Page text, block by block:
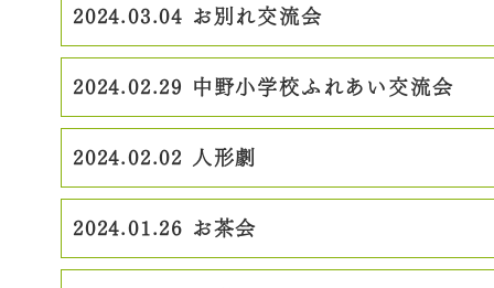
2024.03.04 お別れ交流会
2024.02.29 中野小学校ふれあい交流会
2024.02.02 人形劇
2024.01.26 お茶会